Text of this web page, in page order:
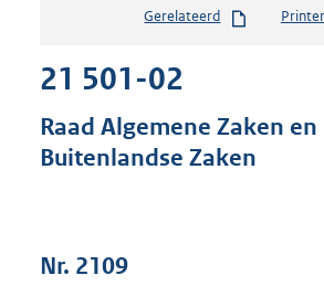
s
s
Gerelateerd
21 501-02
Raad Algemene Zaken en
Buitenlandse Zaken
Nr. 2109